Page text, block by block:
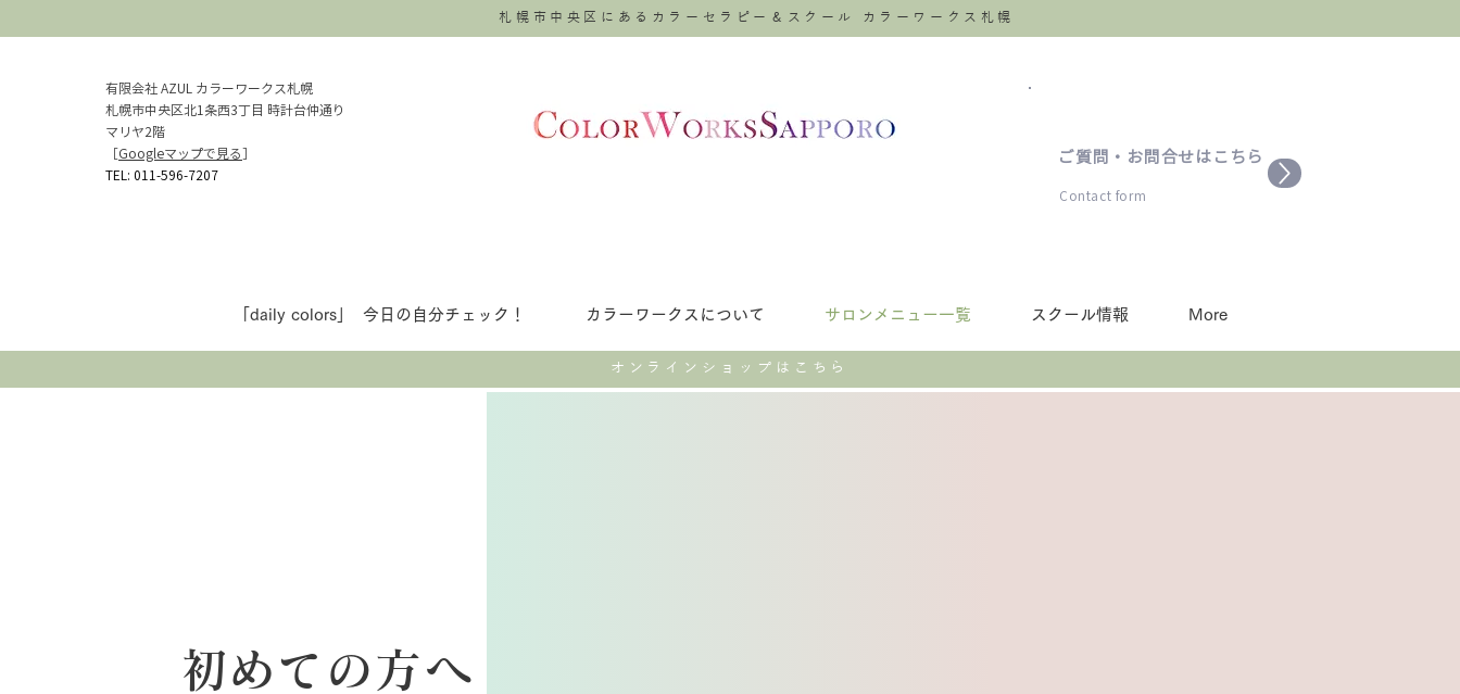
札幌市中央区にあるカラーセラピー＆スクール カラーワークス札幌
有限会社 AZUL カラーワークス札幌
札幌市中央区北1条西3丁目 時計台仲通り
マリヤ2階
［Googleマップで見る］​
TEL: 011-596-7207
ご質問・お問合せはこちら
​Contact form
「daily colors」 今日の自分チェック！ カラーワークスについて サロンメニュー一覧 スクール情報 More
​オンラインショップはこちら
​初めての方へ